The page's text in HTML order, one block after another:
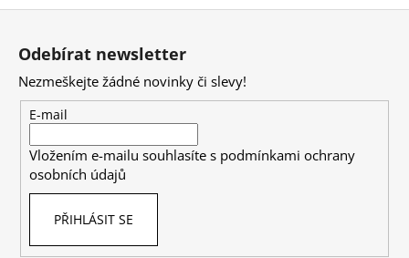
Odebírat newsletter
Nezmeškejte žádné novinky či slevy!
E-mail
Vložením e-mailu souhlasíte s podmínkami ochrany
osobních údajů
PŘIHLÁSIT SE